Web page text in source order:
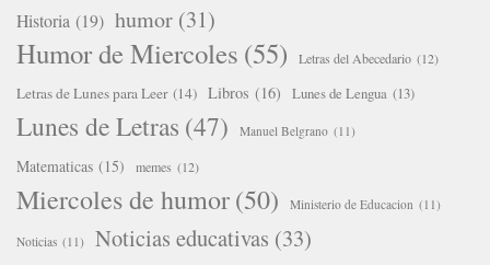
Historia (19) humor (31)
Humor de Miercoles (55) Letras del Abecedario (12)
Letras de Lunes para Leer (14) Libros (16) Lunes de Lengua (13)
Lunes de Letras (47) Manuel Belgrano (11)
Matematicas (15) memes (12)
Miercoles de humor(50) Ministerio de Educacion (11)
Noticias (11) Noticias educativas (33)